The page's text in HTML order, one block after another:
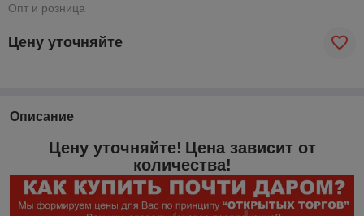
Опт и розница
Цену уточняйте
Описание
Цену уточняйте! Цена зависит от
количества!